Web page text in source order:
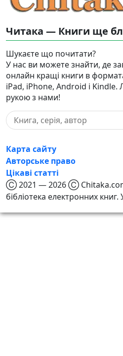
Читака — Книги ще
Шукаєте що почитати?
У нас ви можете знайти, де
онлайн кращі книги в
iPad, iPhone, Android і Kindle.
рукою з нами!
Карта сайту
Авторське право
Цікаві статті
Ⓒ 2021 — 2026 Ⓒ
бібліотека електронних